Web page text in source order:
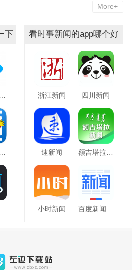
More+
下
腾讯视频hd
迅捷视频剪辑
看时事新闻的app哪个好
浙江新闻 四川新闻
速新闻
小时新闻 百度新闻APP